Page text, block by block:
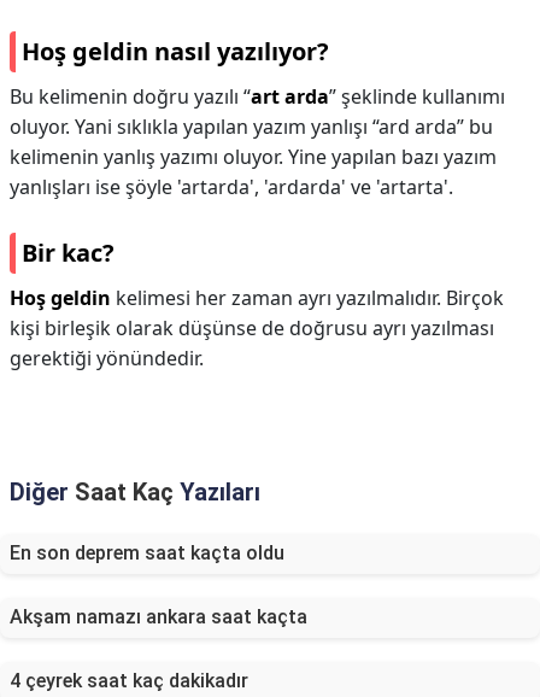
Hoş geldin nasıl yazılıyor?
Bu kelimenin doğru yazılı “art arda” şeklinde kullanımı
oluyor. Yani sıklıkla yapılan yazım yanlışı “ard arda” bu
kelimenin yanlış yazımı oluyor. Yine yapılan bazı yazım
yanlışları ise şöyle 'artarda', 'ardarda' ve 'artarta'.
Bir kac?
Hoş geldin kelimesi her zaman ayrı yazılmalıdır. Birçok
kişi birleşik olarak düşünse de doğrusu ayrı yazılması
gerektiği yönündedir.
Diğer Saat Kaç Yazıları
En son deprem saat kaçta oldu
Akşam namazı ankara saat kaçta
4 çeyrek saat kaç dakikadır